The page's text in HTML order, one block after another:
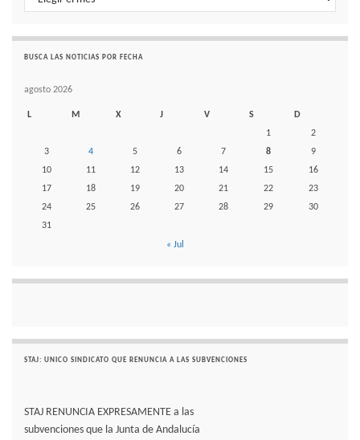
BUSCA LAS NOTICIAS POR FECHA
agosto 2026
L M X J V S
D
1
2
3
4 5 6 7 8
9
10
11 12 13 14 15
16
17
18 19 20 21 22
23
24
25 26 27 28 29
30
31
« Jul
STAJ: UNICO SINDICATO QUE RENUNCIA A LAS SUBVENCIONES
STAJ RENUNCIA EXPRESAMENTE a las
subvenciones que la Junta de Andalucía